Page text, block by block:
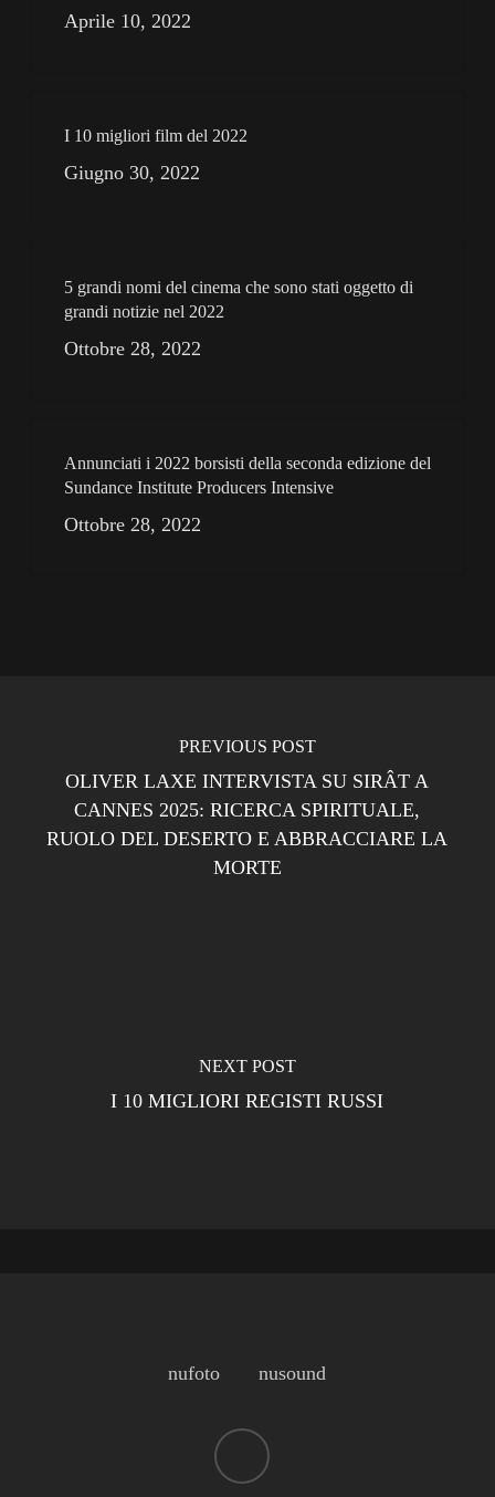
Aprile 10, 2022
I 10 migliori film del 2022
Giugno 30, 2022
5 grandi nomi del cinema che sono stati oggetto di
grandi notizie nel 2022
Ottobre 28, 2022
Annunciati i 2022 borsisti della seconda edizione del
Sundance Institute Producers Intensive
Ottobre 28, 2022
PREVIOUS POST
OLIVER LAXE INTERVISTA SU SIRÂT A
CANNES 2025: RICERCA SPIRITUALE,
RUOLO DEL DESERTO E ABBRACCIARE LA
MORTE
NEXT POST
I 10 MIGLIORI REGISTI RUSSI
nufoto nusound
whatsapp